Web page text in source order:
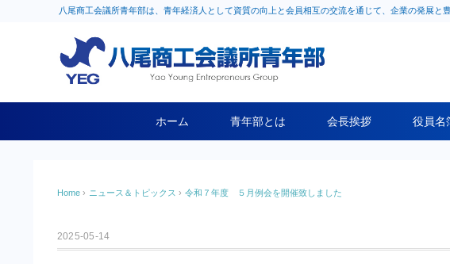
八尾商工会議所青年部は、青年経済人として資質の向上と会員相互の交流を通じて、企業の発展と
ホーム 青年部とは 会長挨拶 役員名
Home › ニュース＆トピックス › 令和７年度 ５月例会を開催致しました
2025-05-14